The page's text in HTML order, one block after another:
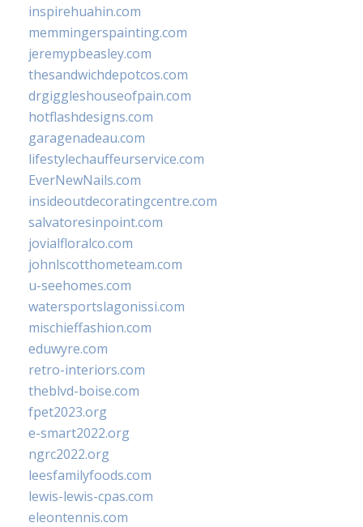
inspirehuahin.com
memmingerspainting.com
jeremypbeasley.com
thesandwichdepotcos.com
drgiggleshouseofpain.com
hotflashdesigns.com
garagenadeau.com
lifestylechauffeurservice.com
EverNewNails.com
insideoutdecoratingcentre.com
salvatoresinpoint.com
jovialfloralco.com
johnlscotthometeam.com
u-seehomes.com
watersportslagonissi.com
mischieffashion.com
eduwyre.com
retro-interiors.com
theblvd-boise.com
fpet2023.org
e-smart2022.org
ngrc2022.org
leesfamilyfoods.com
lewis-lewis-cpas.com
eleontennis.com